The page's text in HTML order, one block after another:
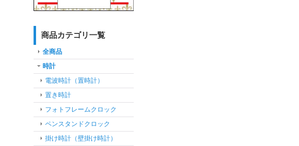
商品カテゴリ一覧
全商品
時計
電波時計（置時計）
置き時計
フォトフレームクロック
ペンスタンドクロック
掛け時計（壁掛け時計）